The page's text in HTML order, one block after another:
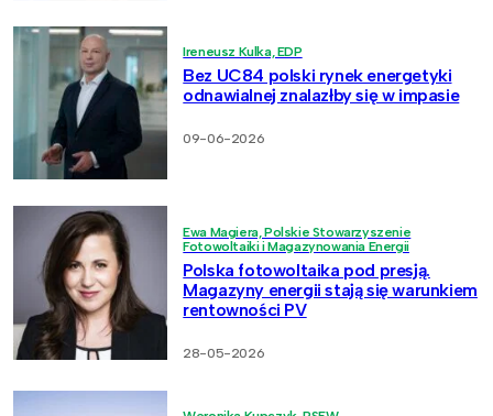
Ireneusz Kulka, EDP
Bez UC84 polski rynek energetyki
odnawialnej znalazłby się w impasie
09-06-2026
Ewa Magiera, Polskie Stowarzyszenie
Fotowoltaiki i Magazynowania Energii
Polska fotowoltaika pod presją.
Magazyny energii stają się warunkiem
rentowności PV
28-05-2026